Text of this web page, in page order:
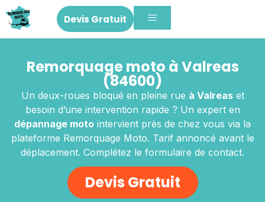
Devis Gratuit
Remorquage moto à Valreas
(84600)
Un deux-roues bloqué en pleine rue à Valreaset
besoin d’une intervention rapide ? Un expert en
dépannage moto intervient près de chez vous via la
plateforme Remorquage Moto. Tarif annoncé avant le
déplacement. Complétez le formulaire de contact.
Devis Gratuit